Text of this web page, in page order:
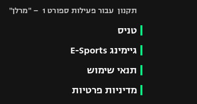
תקנון עבור פעילות ספורט 1 – "מרלן"
טניס
גיימינג E-Sports
תנאי שימוש
מדיניות פרטיות